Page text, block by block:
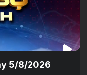
5/8/2026